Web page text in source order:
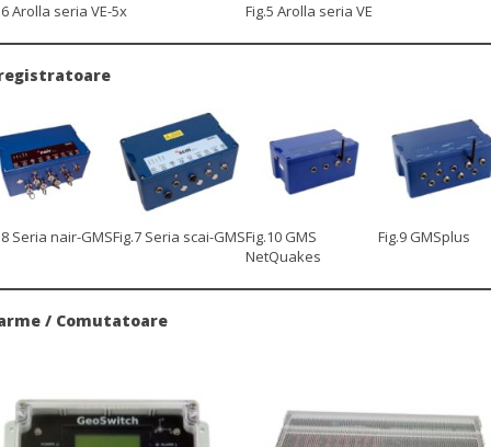
Arolla seria VE-5x Fig.5 Arolla seria VE
Seria nair-GMSFig.7 Seria scai-GMSFig.10 GMS
NetQuakes
Fig.9 GMSplus
/ Comutatoare